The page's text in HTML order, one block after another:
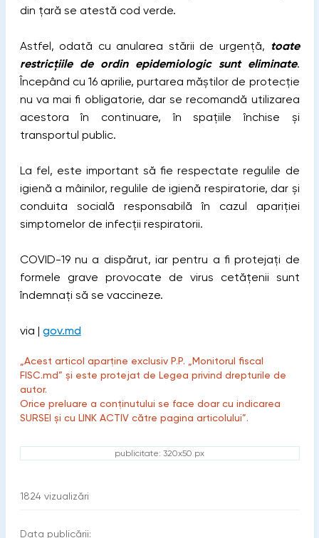
din țară se atestă cod verde.
Astfel, odată cu anularea stării de urgență, toate
restricțiile de ordin epidemiologic sunt eliminate.
Începând cu 16 aprilie, purtarea măștilor de protecție
nu va mai fi obligatorie, dar se recomandă utilizarea
acestora în continuare, în spațiile închise și
transportul public.
La fel, este important să fie respectate regulile de
igienă a mâinilor, regulile de igienă respiratorie, dar și
conduita socială responsabilă în cazul apariției
simptomelor de infecții respiratorii.
COVID-19 nu a dispărut, iar pentru a fi protejați de
formele grave provocate de virus cetățenii sunt
îndemnați să se vaccineze.
via | gov.md
„Acest articol aparține exclusiv P.P. „Monitorul fiscal
FISC.md” și este protejat de Legea privind drepturile de
autor.
Orice preluare a conținutului se face doar cu indicarea
SURSEI și cu LINK ACTIV către pagina articolului”.
publicitate: 320x50 px
1824 vizualizări
Data publicării: